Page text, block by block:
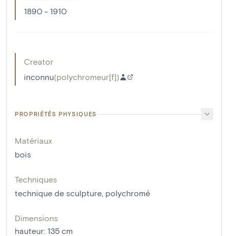
1890 - 1910
Creator
inconnu(polychromeur[f])
PROPRIÉTÉS PHYSIQUES
Matériaux
bois
Techniques
technique de sculpture, polychromé
Dimensions
hauteur: 135 cm